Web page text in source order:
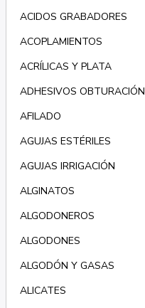
ACIDOS GRABADORES
ACOPLAMIENTOS
ACRÍLICAS Y PLATA
ADHESIVOS OBTURACIÓN
AFILADO
AGUJAS ESTÉRILES
AGUJAS IRRIGACIÓN
ALGINATOS
ALGODONEROS
ALGODONES
ALGODÓN Y GASAS
ALICATES